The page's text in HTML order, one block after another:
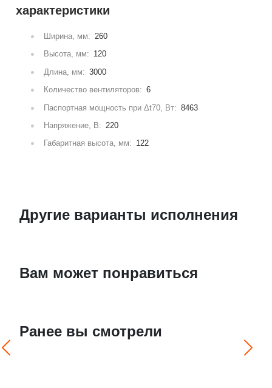
характеристики
Ширина, мм: 260
Высота, мм: 120
Длина, мм: 3000
Количество вентиляторов: 6
Паспортная мощность при Δt70, Вт: 8463
Напряжение, В: 220
Габаритная высота, мм: 122
Другие варианты исполнения
Вам может понравиться
Ранее вы смотрели